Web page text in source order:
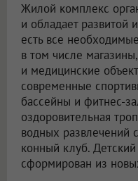
Жилой комплекс
и обладает развитой
есть все
в том числе
и медицинские
современные
бассейны и фитнес-
оздоровительная
водных развлечений
конный клуб.
сформирован из